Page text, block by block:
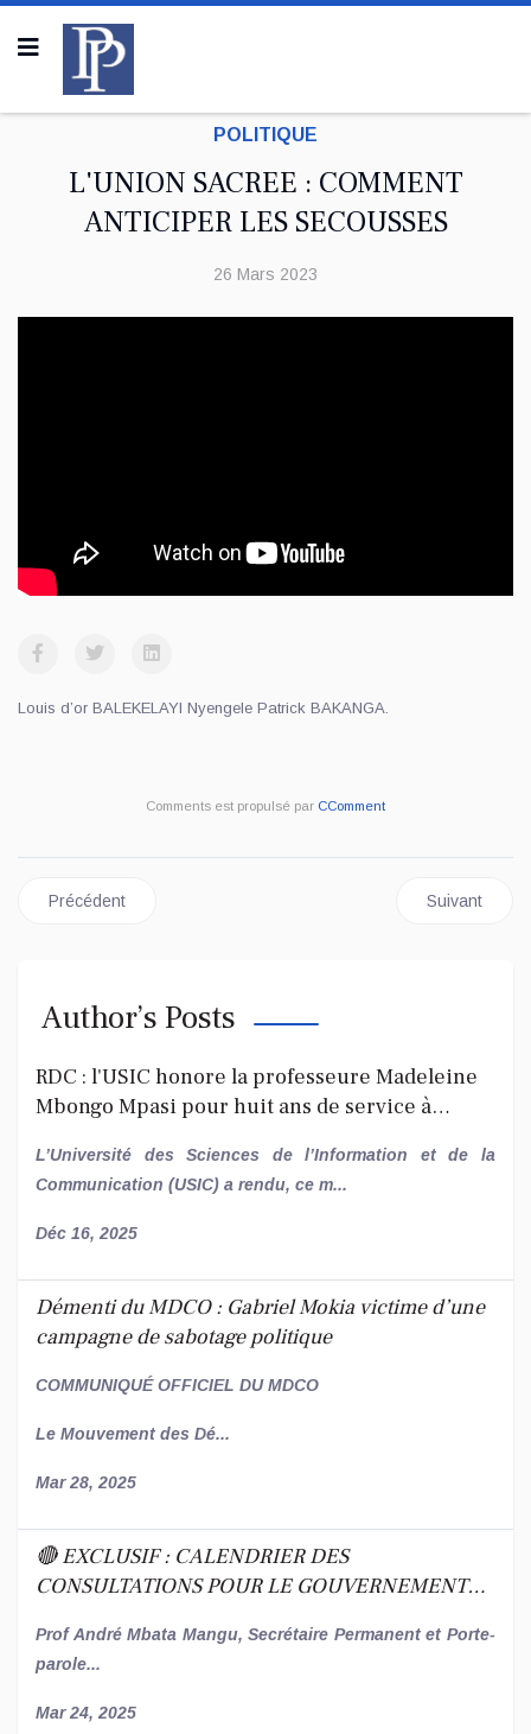
POLITIQUE
L'UNION SACREE : COMMENT
ANTICIPER LES SECOUSSES
26 Mars 2023
Louis d’or BALEKELAYI Nyengele Patrick BAKANGA.
Comments est propulsé par CComment
Article précédent : GRAND KASAÏ : LA LOMAMI SE DIT
Précédent Article
Suivant
Author’s Posts
RDC : l'USIC honore la professeure Madeleine
Mbongo Mpasi pour huit ans de service à
L’Université des Sciences de l’Information et de la
Communication (USIC) a rendu, ce m...
Déc 16, 2025
Démenti du MDCO : Gabriel Mokia victime d’une
campagne de sabotage politique
COMMUNIQUÉ OFFICIEL DU MDCO
Le Mouvement des Dé...
Mar 28, 2025
🔴 EXCLUSIF : CALENDRIER DES
CONSULTATIONS POUR LE GOUVERNEMENT
Prof André Mbata Mangu, Secrétaire Permanent et Porte-
parole...
Mar 24, 2025